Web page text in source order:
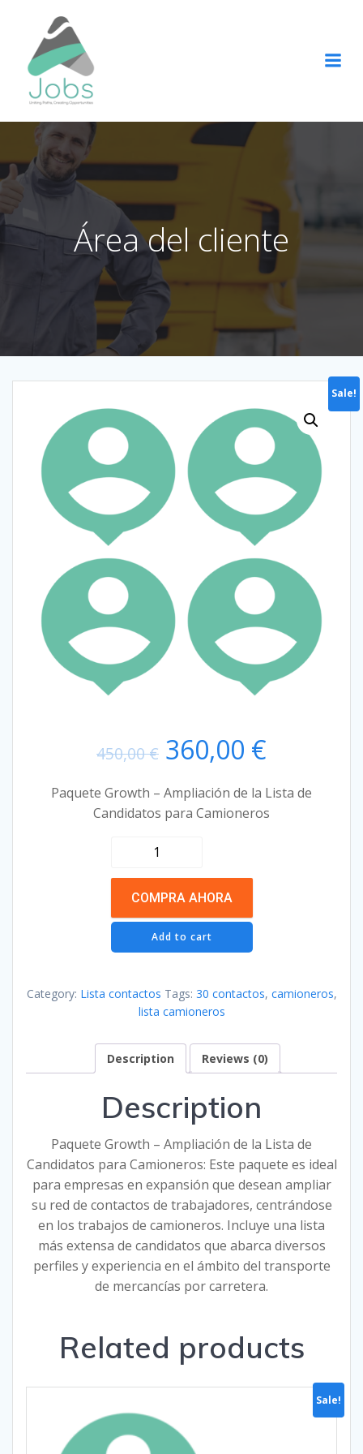
Área del cliente
Sale!
450,00€ Original
price
was:
450,00 €.
360,00 €
price
Paquete Growth – Ampliación de la Lista de
Candidatos para Camioneros
Growth
contactos
quantity
COMPRA AHORA
Add to cart
Category: Lista contactos Tags: 30 contactos, camioneros,
lista camioneros
Description Reviews (0)
Description
Paquete Growth – Ampliación de la Lista de
Candidatos para Camioneros: Este paquete es ideal
para empresas en expansión que desean ampliar
su red de contactos de trabajadores, centrándose
en los trabajos de camioneros. Incluye una lista
más extensa de candidatos que abarca diversos
perfiles y experiencia en el ámbito del transporte
de mercancías por carretera.
Related products
Sale!